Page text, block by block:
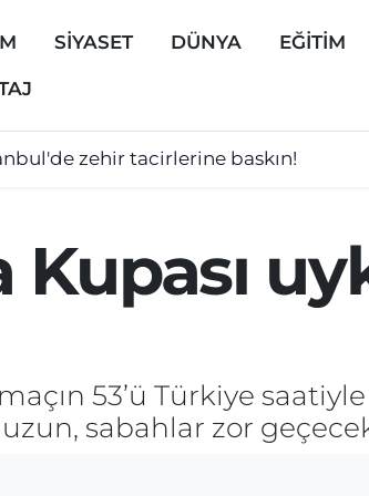
SİYASET DÜNYA EĞİTİM
zehir tacirlerine baskın!
Kupası
53’ü Türkiye
sabahlar zor